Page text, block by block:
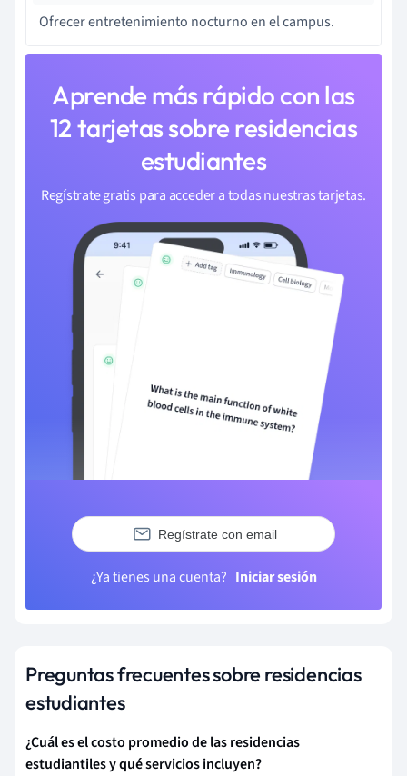
Ofrecer entretenimiento nocturno en el campus.
Aprende más rápido con las
12 tarjetas sobre residencias
estudiantes
Regístrate gratis para acceder a todas nuestras tarjetas.
Regístrate con email
¿Ya tienes una cuenta? Iniciar sesión
Preguntas frecuentes sobre residencias
estudiantes
¿Cuál es el costo promedio de las residencias
estudiantiles y qué servicios incluyen?